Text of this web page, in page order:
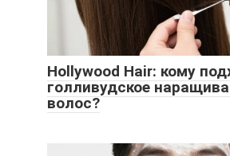
Hollywood Hair: кому
голливудское
волос?